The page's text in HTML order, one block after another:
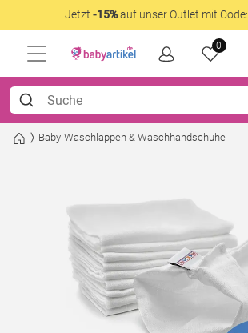
Jetzt -15%auf unser Outlet mit Code:
0
Baby-Waschlappen & Waschhandschuhe